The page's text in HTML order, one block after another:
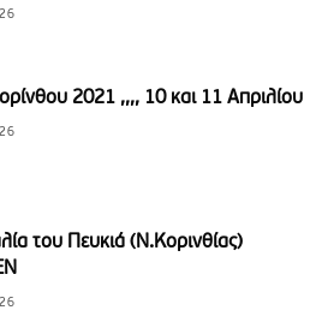
2021 ,,,, 10 και 11 Απριλίου
του Πευκιά (Ν.Κορινθίας)